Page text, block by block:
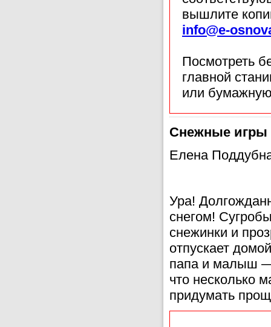
вышлите
info@e-
Посмотреть
главной
или
Снежные игры
Елена
Ура!
снегом!
снежинки и
отпускает
папа и малыш —
что несколько
придумать